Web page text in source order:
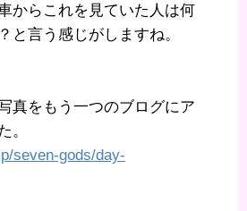
からこれを見ていた人は何
と言う感じがしますね。
真をもう一つのブログにア
。
seven-gods/day-